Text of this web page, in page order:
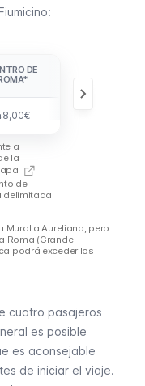
DE
a
la
de
delimitada
Muralla Aureliana, pero
Roma (Grande
podrá exceder los
cuatro pasajeros
es posible
es aconsejable
de iniciar el viaje.